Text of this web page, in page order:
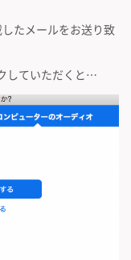
たメールをお送り致
していただくと…